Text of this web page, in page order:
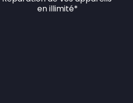
en illimité*